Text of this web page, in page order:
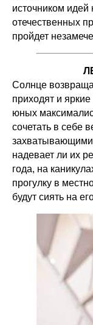
источником идей
отечественных
пройдет
Солнце
приходят и
юных
сочетать в себе
захватывающими
надевает ли их
года, на
прогулку в
будут сиять на